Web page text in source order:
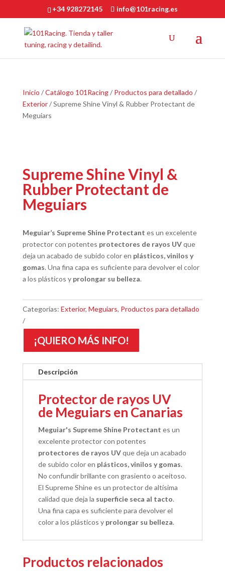
+34 928272145 info@101racing.es
Inicio /Catálogo 101Racing/ Productos para detallado /
Exterior/ Supreme Shine Vinyl & Rubber Protectant de
Meguiars
Supreme Shine Vinyl &
Rubber Protectant de
Meguiars
Meguiar’s Supreme Shine Protectant es un excelente
protector con potentes protectores de rayos UVque
deja un acabado de subido color en plásticos, vinilos y
gomas. Una fina capa es suficiente para devolver el color
a los plásticos yprolongar su belleza.
Categorías: Exterior, Meguiars, Productos para detallado
¡QUIERO MÁS INFO!
Descripción
Protector de rayos UV
de Meguiars en Canarias
Meguiar's Supreme Shine Protectant es un
excelente protector con potentes
protectores de rayos UVque deja un acabado
de subido color en plásticos, vinilos y gomas.
No confundir brillante con grasiento o aceitoso.
El Supreme Shine es un protector de altísima
calidad que deja la superficie seca al tacto.
Una fina capa es suficiente para devolver el
color a los plásticos yprolongar su belleza.
Productos relacionados